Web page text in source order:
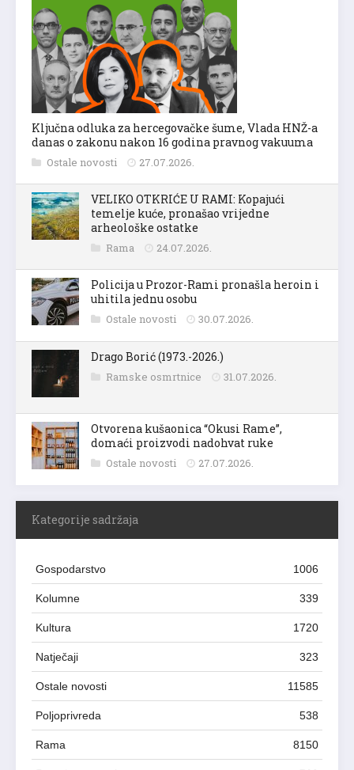
Ključna odluka za hercegovačke šume, Vlada HNŽ-a
danas o zakonu nakon 16 godina pravnog vakuuma
Ostale novosti 27.07.2026.
VELIKO OTKRIĆE U RAMI: Kopajući
temelje kuće, pronašao vrijedne
arheološke ostatke
Rama 24.07.2026.
Policija u Prozor-Rami pronašla heroin i
uhitila jednu osobu
Ostale novosti 30.07.2026.
Drago Borić (1973.-2026.)
Ramske osmrtnice 31.07.2026.
Otvorena kušaonica “Okusi Rame”,
domaći proizvodi nadohvat ruke
Ostale novosti 27.07.2026.
Kategorije sadržaja
Gospodarstvo 1006
Kolumne 339
Kultura 1720
Natječaji 323
Ostale novosti 11585
Poljoprivreda 538
Rama 8150